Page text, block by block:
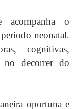
acompanha o
neonatal.
cognitivas,
no decorrer do
oportuna e